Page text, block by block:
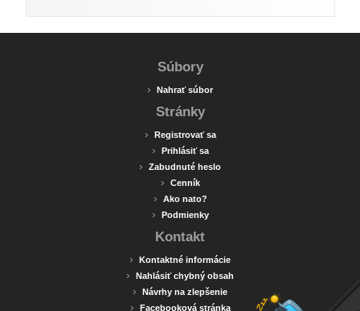
Súbory
› Nahrať súbor
Stránky
› Registrovať sa
› Prihlásiť sa
› Zabudnuté heslo
› Cenník
› Ako nato?
› Podmienky
Kontakt
› Kontaktné informácie
› Nahlásiť chybný obsah
› Návrhy na zlepšenie
› Facebooková stránka